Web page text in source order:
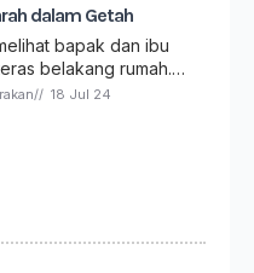
dalam Getah
bapak dan ibu
belakang rumah.…
// 18 Jul 24